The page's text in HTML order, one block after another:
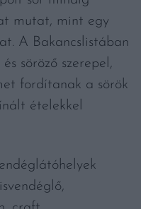
mutat, mint egy
A Bakancslistában
söröző szerepel,
fordítanak a sörök
ételekkel